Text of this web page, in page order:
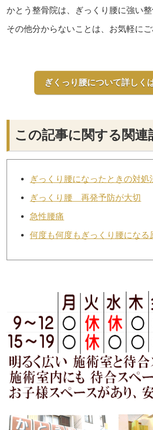
かとう整骨院は、ぎっくり腰に強い整
その他分からないことは、お気軽にご
ぎくっり腰について詳しく
この記事に関する関連
ぎっくり腰になったときの対処
ぎっくり腰 再発予防が大切
急性腰痛
何度も何度もぎっくり腰になる